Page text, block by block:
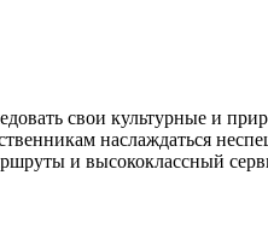
свои культурные и
наслаждаться
и высококлассный